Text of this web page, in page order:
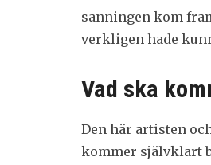
sanningen kom
verkligen hade
Vad ska
Den här artisten
kommer självklart